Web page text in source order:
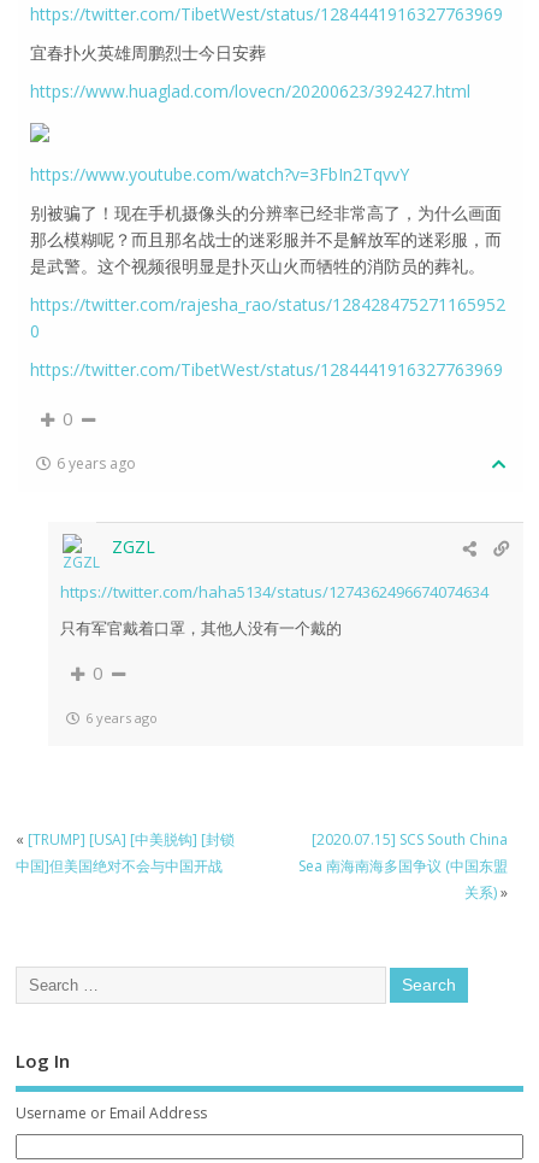
https://twitter.com/TibetWest/status/1284441916327763969
宜春扑火英雄周鹏烈士今日安葬
https://www.huaglad.com/lovecn/20200623/392427.html
https://www.youtube.com/watch?v=3FbIn2TqvvY
别被骗了！现在手机摄像头的分辨率已经非常高了，为什么画面
那么模糊呢？而且那名战士的迷彩服并不是解放军的迷彩服，而
是武警。这个视频很明显是扑灭山火而牺牲的消防员的葬礼。
https://twitter.com/rajesha_rao/status/128428475271165952
0
https://twitter.com/TibetWest/status/1284441916327763969
0
6 years ago
ZGZL
https://twitter.com/haha5134/status/1274362496674074634
只有军官戴着口罩，其他人没有一个戴的
0
6 years ago
« [TRUMP] [USA] [中美脱钩] [封锁
中国]但美国绝对不会与中国开战
[2020.07.15] SCS South China
Sea 南海南海多国争议 (中国东盟
关系)»
Log In
Username or Email Address